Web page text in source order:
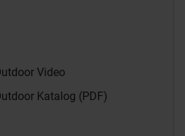
Video
Katalog (PDF)